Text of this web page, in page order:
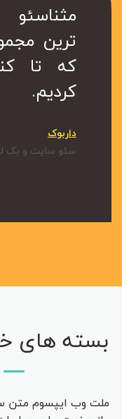
ترین
که تا
کردیم.
داربوک
سئو سایت و بک
مجموعه در
هست.
کمتر از یک
ارزشمند
کا سال ها
از خدمات
استفاده
از متعهد
هایی هست
باهاش کار
بسته های
ملت وب ایپسوم متن